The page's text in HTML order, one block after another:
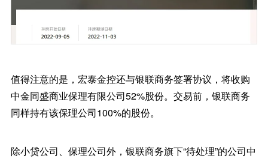
值得注意的是，宏泰金控还与银联商务签署协议，将收购
中金同盛商业保理有限公司52%股份。交易前，银联商务
同样持有该保理公司100%的股份。
除小贷公司、保理公司外，银联商务旗下“待处理”的公司中